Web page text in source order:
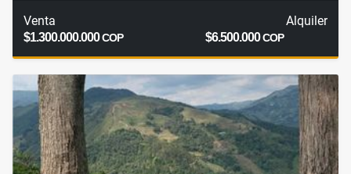
Venta
$1.300.000.000COP
Alquiler
$6.500.000COP